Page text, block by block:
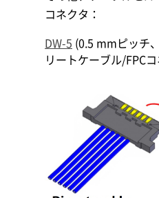
コネクタ：
DW-5 (0.5 mmピッチ
リートケーブル/FPC